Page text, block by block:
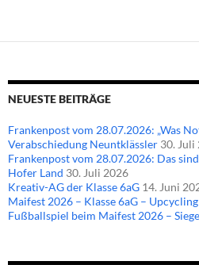
NEUESTE BEITRÄGE
Frankenpost vom 28.07.2026: „Was
Verabschiedung Neuntklässler 30. Juli
Frankenpost vom 28.07.2026: Das
Hofer Land 30. Juli 2026
Kreativ-AG der Klasse 6aG 14. Juni
Maifest 2026 – Klasse 6aG – Upcycling
Fußballspiel beim Maifest 2026 –